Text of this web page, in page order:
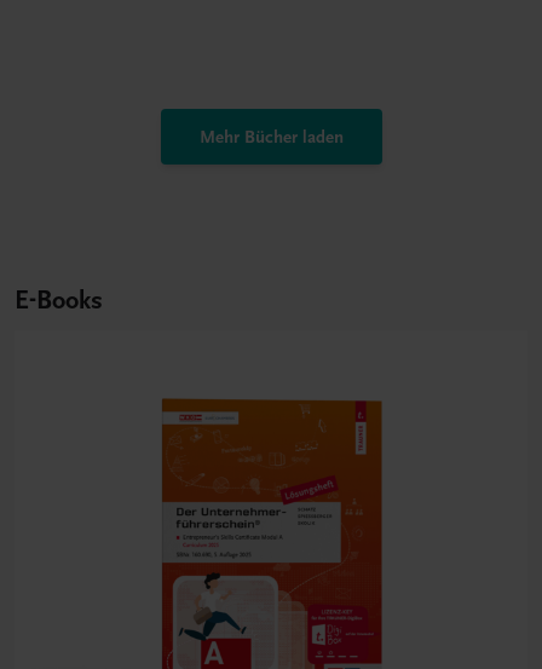
Mehr Bücher laden
E-Books